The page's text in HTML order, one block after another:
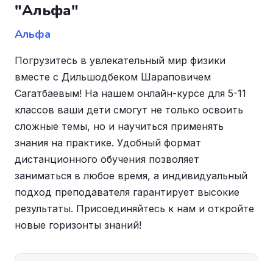
"Альфа"
Альфа
Погрузитесь в увлекательный мир физики
вместе с Дильшодбеком Шараповичем
Сагатбаевым! На нашем онлайн-курсе для 5-11
классов ваши дети смогут не только освоить
сложные темы, но и научиться применять
знания на практике. Удобный формат
дистанционного обучения позволяет
заниматься в любое время, а индивидуальный
подход преподавателя гарантирует высокие
результаты. Присоединяйтесь к нам и откройте
новые горизонты знаний!